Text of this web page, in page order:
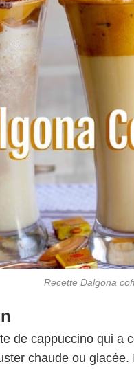
Recette Dalgona
de cappuccino qui a
chaude ou glacée.